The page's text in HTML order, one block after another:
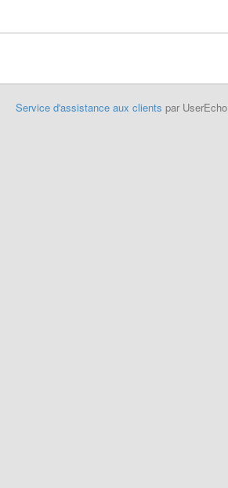
Service d'assistance aux clients par UserEcho